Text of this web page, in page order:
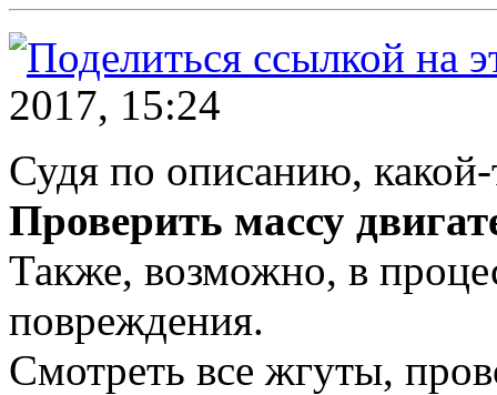
2017, 15:24
Судя по описанию,
Проверить массу
Также, возможно, в
повреждения.
Смотреть все жгуты,